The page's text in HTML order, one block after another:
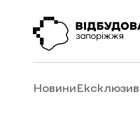
НовиниЕксклюзив